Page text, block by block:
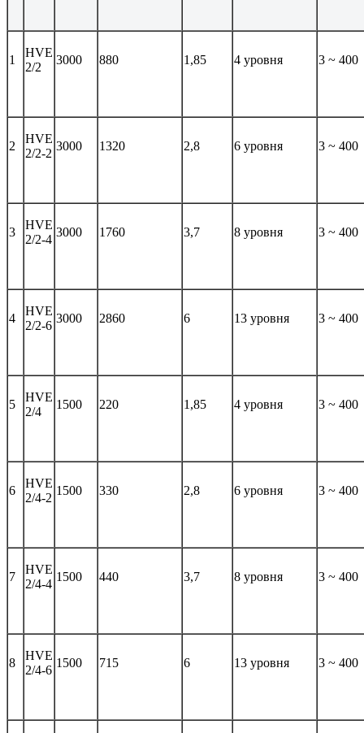
1
HVE
2/2
3000 880 1,85 4 уровня 3 ~ 400
2
HVE
2/2-2
3000 1320 2,8 6 уровня 3 ~ 400
3
HVE
2/2-4
3000 1760 3,7 8 уровня 3 ~ 400
4
HVE
2/2-6
3000 2860 6 13 уровня 3 ~ 400
5
HVE
2/4
1500 220 1,85 4 уровня 3 ~ 400
6
HVE
2/4-2
1500 330 2,8 6 уровня 3 ~ 400
7
HVE
2/4-4
1500 440 3,7 8 уровня 3 ~ 400
8
HVE
2/4-6
1500 715 6 13 уровня 3 ~ 400